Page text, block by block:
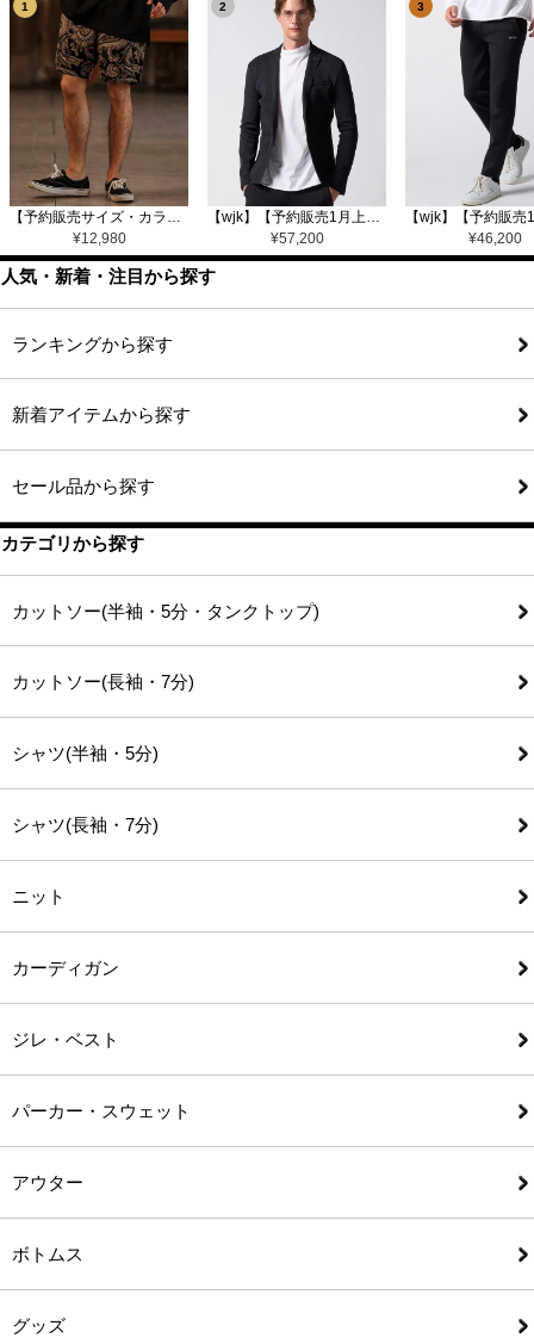
1
【予約販売サイズ・カラーにより納期異なる】【CAMBIO(カンビオ)】Gobelin Short Pants ショートパンツ(CAM25SS-002)
¥12,980
2
【wjk】【予約販売1月上旬～中旬入荷】function knit jacket(jacquard check) ニットジャケット(207 mw08j)
¥57,200
3
¥46,200
人気・新着・注目から探す
ランキングから探す
新着アイテムから探す
セール品から探す
カテゴリから探す
カットソー(半袖・5分・タンクトップ)
カットソー(長袖・7分)
シャツ(半袖・5分)
シャツ(長袖・7分)
ニット
カーディガン
ジレ・ベスト
パーカー・スウェット
アウター
ボトムス
グッズ